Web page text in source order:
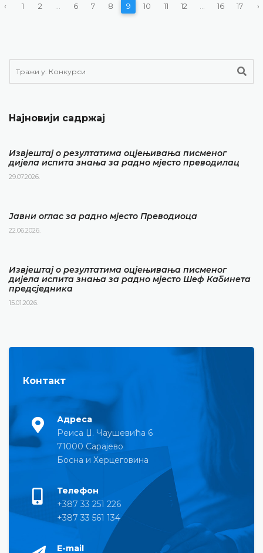
‹ 1 2 6 7 8 9 10 11 12 16 17 ›
Најновији садржај
Извјештај о резултатима оцјењивања писменог
дијела испита знања за радно мјесто преводилац
29.07.2026.
Јавни оглас за радно мјесто Преводиоца
22.06.2026.
Извјештај о резултатима оцјењивања писменог
дијела испита знања за радно мјесто Шеф Кабинета
предсједника
15.01.2026.
Контакт
Адреса
Реиса Џ. Чаушевића 6
71000 Сарајево
Босна и Херцеговина
Телефон
+387 33 251 226
+387 33 561 134
E-mail